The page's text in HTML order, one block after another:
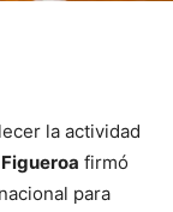
la actividad
firmó
para